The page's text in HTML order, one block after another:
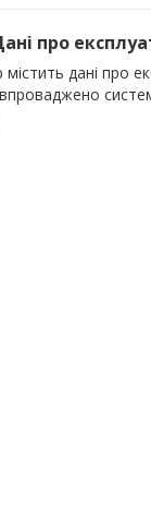
про
містить дані про